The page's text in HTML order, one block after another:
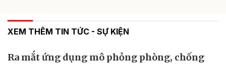
XEM THÊM TIN TỨC - SỰ KIỆN
Ra mắt ứng dụng mô phỏng phòng, chống